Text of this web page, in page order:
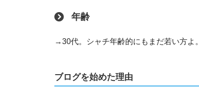
年齢
→30代。シャチ年齢的にもまだ若い方よ。
ブログを始めた理由